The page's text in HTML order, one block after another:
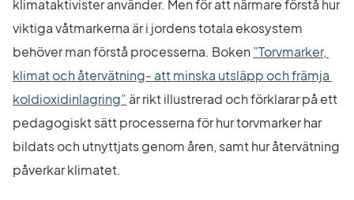
klimataktivister använder. Men för att närmare förstå hur
viktiga våtmarkerna är i jordens totala ekosystem
behöver man förstå processerna. Boken ”Torvmarker,
klimat och återvätning- att minska utsläpp och främja
koldioxidinlagring” Länk till annan webbplats.
är rikt illustrerad och förklarar på ett
pedagogiskt sätt processerna för hur torvmarker har
bildats och utnyttjats genom åren, samt hur återvätning
påverkar klimatet.